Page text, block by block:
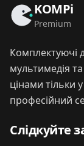
KOMPi
Premium
Комплектуючі
мультимедія
цінами тільки
професійний
Слідкуйте